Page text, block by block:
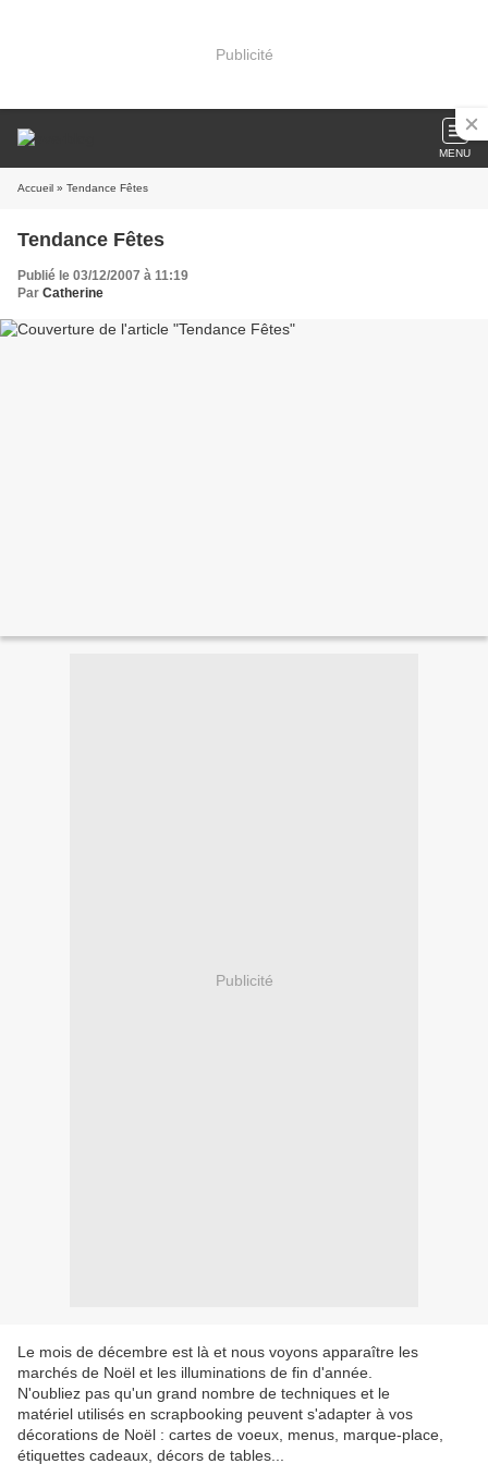
Publicité
MENU
Accueil » Tendance Fêtes
Tendance Fêtes
Publié le 03/12/2007 à 11:19
Par Catherine
Publicité
Le mois de décembre est là et nous voyons apparaître les
marchés de Noël et les illuminations de fin d'année.
N'oubliez pas qu'un grand nombre de techniques et le
matériel utilisés en scrapbooking peuvent s'adapter à vos
décorations de Noël : cartes de voeux, menus, marque-place,
étiquettes cadeaux, décors de tables...